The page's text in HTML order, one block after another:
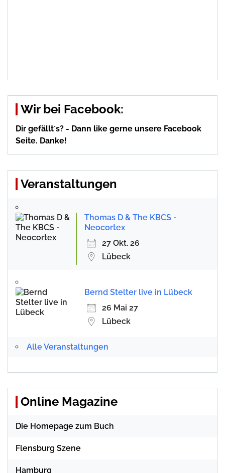
Wir bei Facebook:
Dir gefällt´s? - Dann like gerne unsere Facebook
Seite. Danke!
Veranstaltungen
Thomas D & The KBCS -
Neocortex
27 Okt. 26
Lübeck
Bernd Stelter live in Lübeck
26 Mai 27
Lübeck
Alle Veranstaltungen
Online Magazine
Die Homepage zum Buch
Flensburg Szene
Hamburg